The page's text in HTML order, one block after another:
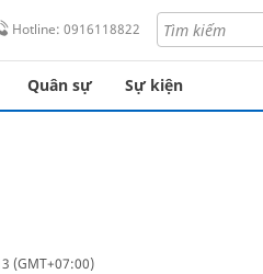
Hotline: 0916118822
Quân sự Sự kiện
(GMT+07:00)